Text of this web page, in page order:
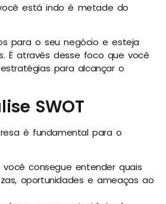
está indo é metade do
para o seu negócio e esteja
É através desse foco que você
para alcançar o
SWOT
é fundamental para o
você consegue entender quais
oportunidades e ameaças ao